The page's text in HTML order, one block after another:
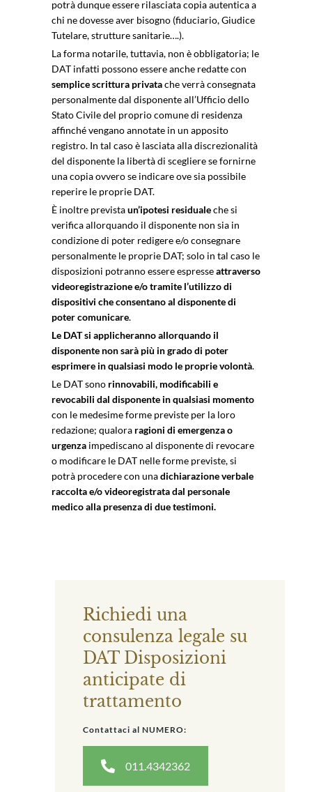
potrà dunque essere rilasciata copia autentica a
chi ne dovesse aver bisogno (fiduciario, Giudice
Tutelare, strutture sanitarie….).
La forma notarile, tuttavia, non è obbligatoria; le
DAT infatti possono essere anche redatte con
semplice scrittura privatache verrà consegnata
personalmente dal disponente all’Ufficio dello
Stato Civile del proprio comune di residenza
affinché vengano annotate in un apposito
registro. In tal caso è lasciata alla discrezionalità
del disponente la libertà di scegliere se fornirne
una copia ovvero se indicare ove sia possibile
reperire le proprie DAT.
È inoltre previstaun’ipotesi residualeche si
verifica allorquando il disponente non sia in
condizione di poter redigere e/o consegnare
personalmente le proprie DAT; solo in tal caso le
disposizioni potranno essere espresseattraverso
videoregistrazione e/o tramite l’utilizzo di
dispositivi che consentano al disponente di
poter comunicare.
Le DAT si applicheranno allorquando il
disponente non sarà più in grado di poter
esprimere in qualsiasi modo le proprie volontà.
Le DAT sono rinnovabili, modificabili e
revocabili dal disponente in qualsiasi momento
con le medesime forme previste per la loro
redazione; qualora ragioni di emergenza o
urgenza impediscano al disponente di revocare
o modificare le DAT nelle forme previste, si
potrà procedere con unadichiarazione verbale
raccolta e/o videoregistrata dal personale
medico alla presenza di due testimoni.
Richiedi una
consulenza legale su
DAT Disposizioni
anticipate di
trattamento
Contattaci al NUMERO:
011.4342362